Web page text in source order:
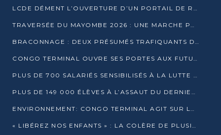
LCDE DÉMENT L’OUVERTURE D’UN PORTAIL DE RECRUTEMENT ET APPELLE À LA VIGILANCE
TRAVERSÉE DU MAYOMBE 2026 : UNE MARCHE POUR SENSIBILISER ET DÉPISTER AU DIABÈTE
BRACONNAGE : DEUX PRÉSUMÉS TRAFIQUANTS D’HIPPOPOTAME ÉCROUÉS À BRAZZAVILLE
CONGO TERMINAL OUVRE SES PORTES AUX FUTURS INGÉNIEURS DE L’UCAC-ICAM
PLUS DE 700 SALARIÉS SENSIBILISÉS À LA LUTTE CONTRE LA TUBERCULOSE À CONGO TERMINAL
PLUS DE 149 000 ÉLÈVES À L’ASSAUT DU DERNIER CEPE
ENVIRONNEMENT: CONGO TERMINAL AGIT SUR LE TERRAIN ET FORME LES PLUS JEUNES
« LIBÉREZ NOS ENFANTS » : LA COLÈRE DE PLUSIEURS MÈRES À BRAZZAVILLE CONTRE LA DGSP